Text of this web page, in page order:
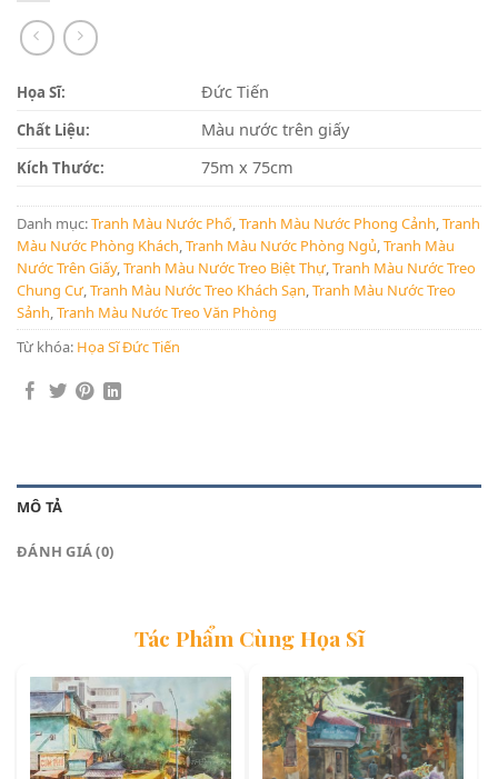
Họa Sĩ: Đức Tiến
Chất Liệu: Màu nước trên giấy
Kích Thước: 75m x 75cm
Danh mục:Tranh Màu Nước Phố,Tranh Màu Nước Phong Cảnh,Tranh
Màu Nước Phòng Khách,Tranh Màu Nước Phòng Ngủ,Tranh Màu
Nước Trên Giấy,Tranh Màu Nước Treo Biệt Thự,Tranh Màu Nước Treo
Chung Cư,Tranh Màu Nước Treo Khách Sạn,Tranh Màu Nước Treo
Sảnh,Tranh Màu Nước Treo Văn Phòng
Từ khóa: Họa Sĩ Đức Tiến
MÔ TẢ
ĐÁNH GIÁ (0)
Tác Phẩm Cùng Họa Sĩ